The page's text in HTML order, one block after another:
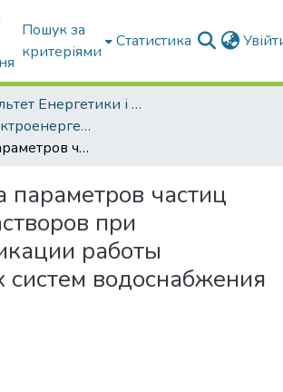
Пошук за
критеріями
Статистика
Факультет Енергетики і комп'ютерних технологій
Кафедра Електроенергетики і електротехнологій
Обработка параметров частиц водных растворов при интенсификации работы оборотных систем водоснабжения
параметров частиц
при
работы
систем водоснабжения